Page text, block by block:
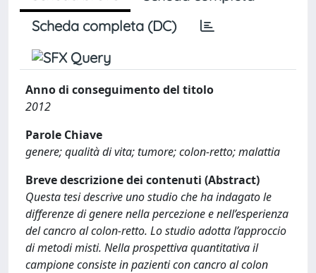
Scheda completa (DC)
Anno di conseguimento del titolo
2012
Parole Chiave
genere; qualità di vita; tumore; colon-retto; malattia
Breve descrizione dei contenuti (Abstract)
Questa tesi descrive uno studio che ha indagato le
differenze di genere nella percezione e nell’esperienza
del cancro al colon-retto. Lo studio adotta l’approccio
di metodi misti. Nella prospettiva quantitativa il
campione consiste in pazienti con cancro al colon